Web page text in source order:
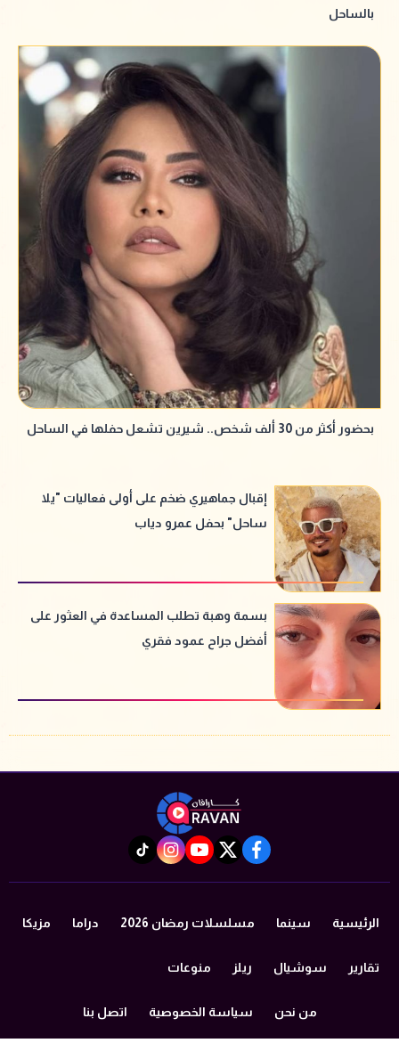
بالساحل
بحضور أكثر من 30 ألف شخص.. شيرين تشعل حفلها في الساحل
إقبال جماهيري ضخم على أولى فعاليات "يلا
ساحل" بحفل عمرو دياب
بسمة وهبة تطلب المساعدة في العثور على
أفضل جراح عمود فقري
facebook
twitter
youtube
instagram
tiktok
الرئيسية سينما مسلسلات رمضان 2026 دراما مزيكا
تقارير سوشيال ريلز منوعات
من نحن سياسة الخصوصية اتصل بنا